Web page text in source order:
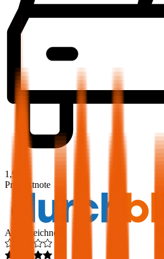
1,9
Produktnote
Ausgezeichnet